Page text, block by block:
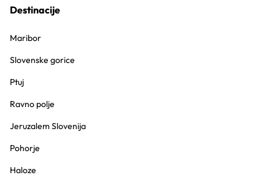
Destinacije
Maribor
Slovenske gorice
Ptuj
Ravno polje
Jeruzalem Slovenija
Pohorje
Haloze